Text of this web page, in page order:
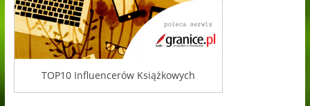
TOP10 Influencerów Książkowych